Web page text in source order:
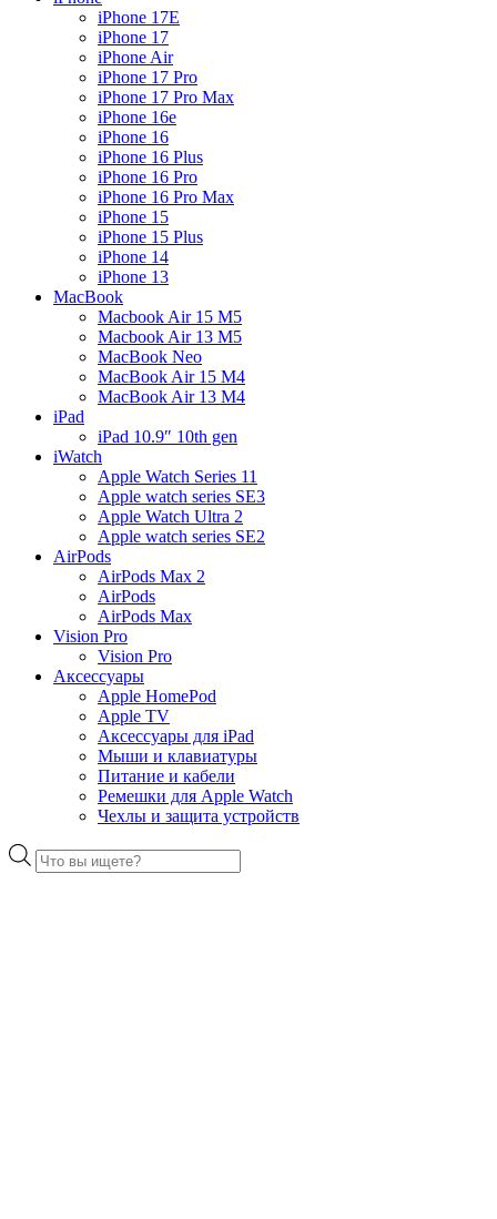
iPhone 17E
iPhone 17
iPhone Air
iPhone 17 Pro
iPhone 17 Pro Max
iPhone 16e
iPhone 16
iPhone 16 Plus
iPhone 16 Pro
iPhone 16 Pro Max
iPhone 15
iPhone 15 Plus
iPhone 14
iPhone 13
MacBook
Macbook Air 15 M5
Macbook Air 13 M5
MacBook Neo
MacBook Air 15 M4
MacBook Air 13 M4
iPad
iPad 10.9″ 10th gen
iWatch
Apple Watch Series 11
Apple watch series SE3
Apple Watch Ultra 2
Apple watch series SE2
AirPods
AirPods Max 2
AirPods
AirPods Max
Vision Pro
Vision Pro
Аксессуары
Apple HomePod
Apple TV
Аксессуары для iPad
Мыши и клавиатуры
Питание и кабели
Ремешки для Apple Watch
Чехлы и защита устройств
Поиск
товаров